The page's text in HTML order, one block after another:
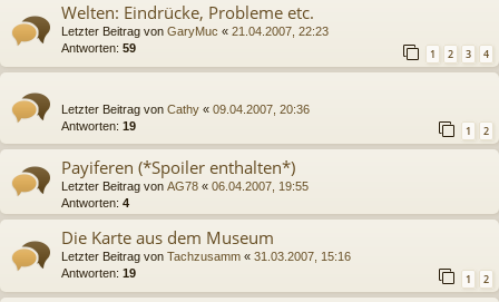
Welten: Eindrücke, Probleme etc.
Letzter Beitrag von GaryMuc « 21.04.2007, 22:23
Antworten: 59 1 2 3 4
Letzter Beitrag von Cathy « 09.04.2007, 20:36
Antworten: 19 1 2
Payiferen (*Spoiler enthalten*)
Letzter Beitrag von AG78 « 06.04.2007, 19:55
Antworten: 4
Die Karte aus dem Museum
Letzter Beitrag von Tachzusamm « 31.03.2007, 15:16
Antworten: 19 1 2